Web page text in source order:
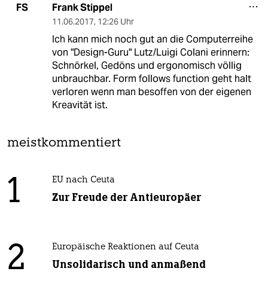
FS Frank Stippel
11.06.2017, 12:26 Uhr
Ich kann mich noch gut an die Computerreihe
von "Design-Guru" Lutz/Luigi Colani erinnern:
Schnörkel, Gedöns und ergonomisch völlig
unbrauchbar. Form follows function geht halt
verloren wenn man besoffen von der eigenen
Kreavität ist.
meistkommentiert
1 EU nach Ceuta
Zur Freude der Antieuropäer
2 Europäische Reaktionen auf Ceuta
Unsolidarisch und anmaßend